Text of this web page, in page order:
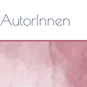
AutorInnen